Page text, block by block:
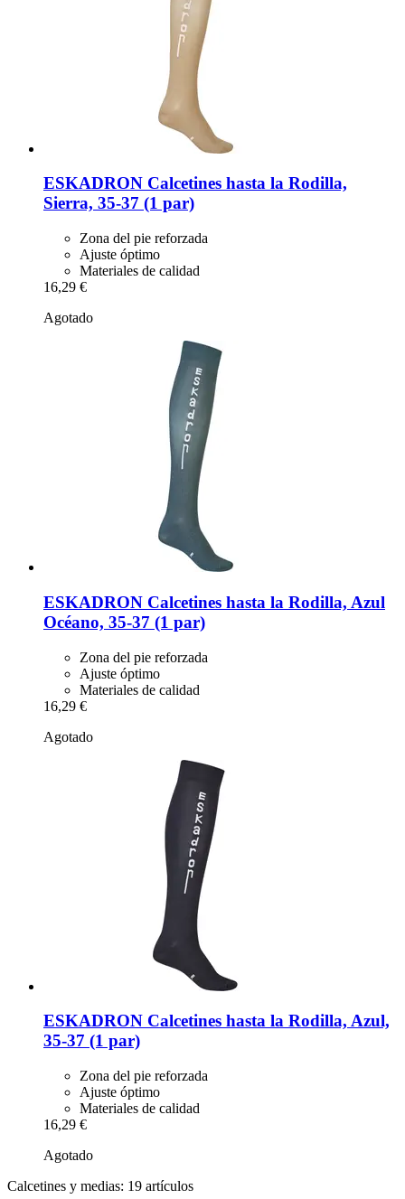
ESKADRON Calcetines hasta la Rodilla,
Sierra, 35-​37 (1 par)
Zona del pie reforzada
Ajuste óptimo
Materiales de calidad
16,29 €
Agotado
ESKADRON Calcetines hasta la Rodilla, Azul
Océano, 35-​37 (1 par)
Zona del pie reforzada
Ajuste óptimo
Materiales de calidad
16,29 €
Agotado
ESKADRON Calcetines hasta la Rodilla, Azul,
35-​37 (1 par)
Zona del pie reforzada
Ajuste óptimo
Materiales de calidad
16,29 €
Agotado
Calcetines y medias: 19 artículos